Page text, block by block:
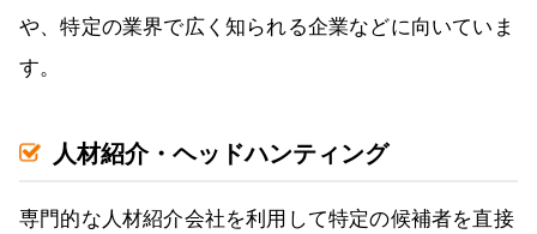
や、特定の業界で広く知られる企業などに向いていま
す。
人材紹介・ヘッドハンティング
専門的な人材紹介会社を利用して特定の候補者を直接